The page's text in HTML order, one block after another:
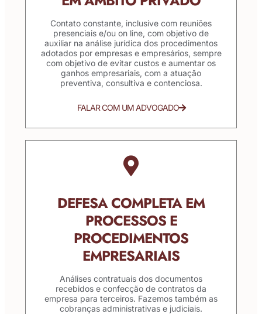
Contato constante, inclusive com reuniões
presenciais e/ou on line, com objetivo de
auxiliar na análise jurídica dos procedimentos
adotados por empresas e empresários, sempre
com objetivo de evitar custos e aumentar os
ganhos empresariais, com a atuação
preventiva, consultiva e contenciosa.
FALAR COM UM ADVOGADO
DEFESA COMPLETA EM
PROCESSOS E
PROCEDIMENTOS
EMPRESARIAIS
Análises contratuais dos documentos
recebidos e confecção de contratos da
empresa para terceiros. Fazemos também as
cobranças administrativas e judiciais.